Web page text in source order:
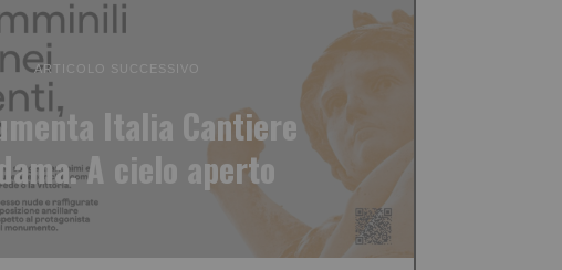
ARTICOLO SUCCESSIVO
Italia Cantiere
A cielo aperto